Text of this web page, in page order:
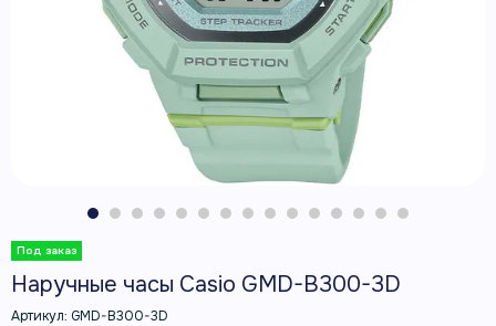
Наручные часы Casio GMD-B300-3D
Артикул: GMD-B300-3D